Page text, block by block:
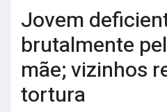
Jovem
brutalmente
mãe; vizinhos
tortura